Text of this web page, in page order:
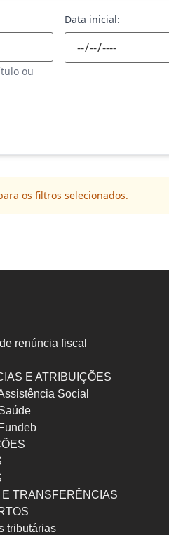
ou
Data inicial:
os filtros selecionados.
renúncia fiscal
E ATRIBUIÇÕES
Social
TRANSFERÊNCIAS
tributárias